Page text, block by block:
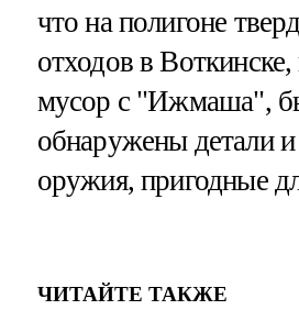
что на полигоне
отходов в Воткинске,
мусор с "Ижмаша",
обнаружены детали
оружия, пригодные
ЧИТАЙТЕ ТАКЖЕ